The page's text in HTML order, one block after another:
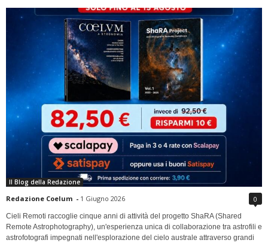
Il Blog della Redazione
Redazione Coelum - 1 Giugno 2026 0
Cieli Remoti raccoglie cinque anni di attività del progetto ShaRA (Shared
Remote Astrophotography), un'esperienza unica di collaborazione tra astrofili e
astrofotografi impegnati nell'esplorazione del cielo australe attraverso grandi